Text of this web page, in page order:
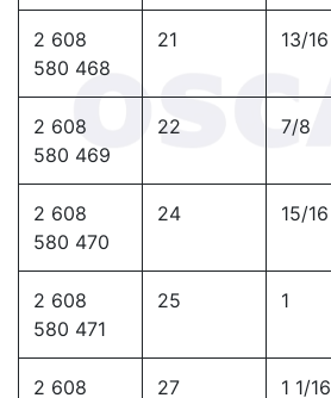
2 608
580 468
21 13/16
2 608
580 469
22 7/8
2 608
580 470
24 15/16
2 608
580 471
25 1
2 608
27 1 1/16